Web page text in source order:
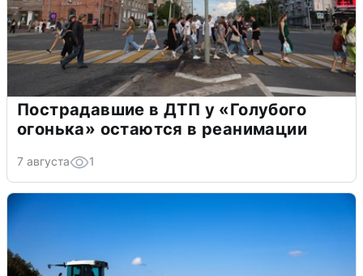
Пострадавшие в ДТП у «Голубого
огонька» остаются в реанимации
7 августа 1